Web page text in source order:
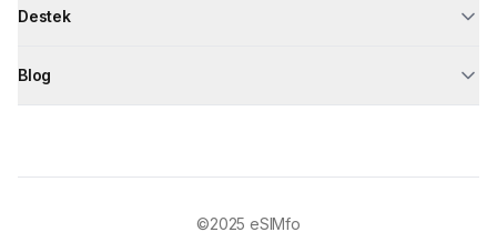
Destek
Blog
©2025 eSIMfo